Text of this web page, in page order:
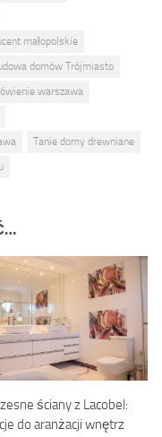
małopolskie
domów Trójmiasto
warszawa
Tanie domy drewniane
ściany z Lacobel:
do aranżacji wnętrz